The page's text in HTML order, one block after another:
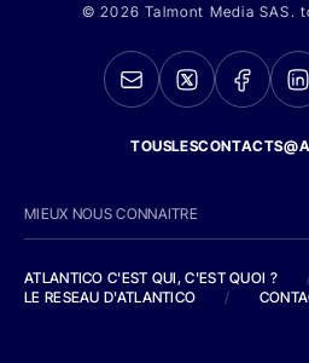
© 2026 Talmont Media SAS.
MIEUX NOUS CONNAITRE
ATLANTICO C'EST QUI, C'EST QUOI ?
LE RESEAU D'ATLANTICO
/